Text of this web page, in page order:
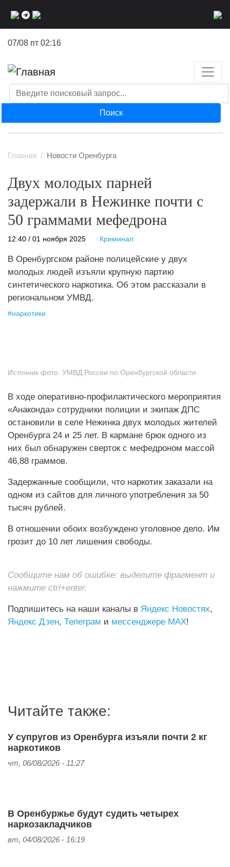
07/08 пт 02:16
Поиск
Главная Новости Оренбурга
Двух молодых парней
задержали в Нежинке почти с
50 граммами мефедрона
12:40 / 01 ноября 2025 Криминал
В Оренбургском районе полицейские у двух
молодых людей изъяли крупную партию
синтетического наркотика. Об этом рассказали в
региональном УМВД.
#наркотики
Источник фото: УМВД России по Оренбургской области
В ходе оперативно-профилактического мероприятия
«Анаконда» сотрудники полиции и экипаж ДПС
остановили в селе Нежинка двух молодых жителей
Оренбурга 24 и 25 лет. В кармане брюк одного из
них был обнаружен сверток с мефедроном массой
46,88 граммов.
Задержанные сообщили, что наркотик заказали на
одном из сайтов для личного употребления за 50
тысяч рублей.
В отношении обоих возбуждено уголовное дело. Им
грозит до 10 лет лишения свободы.
Сообщите нам об ошибке: выделите фрагмент и
нажмите ctrl+enter.
Подпишитесь на наши каналы в Яндекс Новостях,
Яндекс Дзен, Телеграм и мессенджере MAX!
Читайте также:
У супругов из Оренбурга изъяли почти 2 кг
наркотиков
чт, 06/08/2026 - 11:27
В Оренбуржье будут судить четырех
наркозакладчиков
вт, 04/08/2026 - 16:19